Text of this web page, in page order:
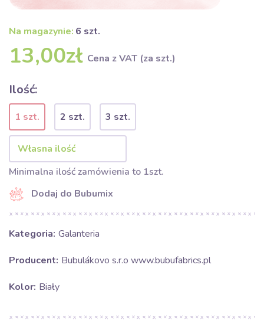
Na magazynie: 6 szt.
13,00zł Cena z VAT (za szt.)
Ilość:
1 szt. 2 szt. 3 szt.
Minimalna ilość zamówienia to 1szt.
Dodaj do Bubumix
Kategoria: Galanteria
Producent: Bubulákovo s.r.o www.bubufabrics.pl
Kolor: Biały